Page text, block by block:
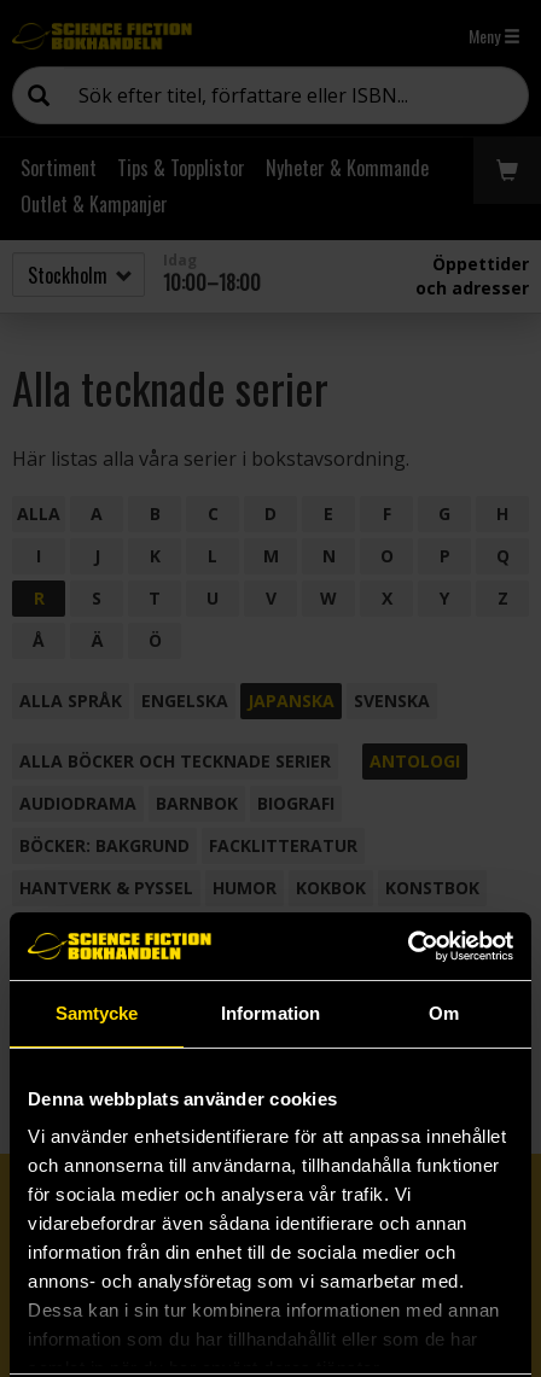
Samtycke Information Om
Denna webbplats använder cookies
Vi använder enhetsidentifierare för att anpassa innehållet
och annonserna till användarna, tillhandahålla funktioner
för sociala medier och analysera vår trafik. Vi
vidarebefordrar även sådana identifierare och annan
information från din enhet till de sociala medier och
annons- och analysföretag som vi samarbetar med.
Dessa kan i sin tur kombinera informationen med annan
information som du har tillhandahållit eller som de har
Meny
Sortiment Tips & Topplistor
Nyheter & Kommande
Outlet & Kampanjer
10:00–18:00
Öppettider
och adresser
Alla tecknade serier
Här listas alla våra serier i bokstavsordning.
ALLA A B C D E F G
H
I
J K L M N O P
Q
R
S T U V W X Y
Z
Å
Ä Ö
ALLA SPRÅK ENGELSKA JAPANSKA SVENSKA
ALLA BÖCKER OCH TECKNADE SERIER
ANTOLOGI
AUDIODRAMA
BARNBOK
BIOGRAFI
BÖCKER: BAKGRUND
FACKLITTERATUR
HANTVERK & PYSSEL
HUMOR KOKBOK
KONSTBOK
KORTROMAN
LÄROBOK
NOVELL
SAMLINGSVOLYM
TECKNA & MÅLA TECKNAD SERIE
Prenumerera på vårt nyhetsbrev
Veckobrevet
Skicka